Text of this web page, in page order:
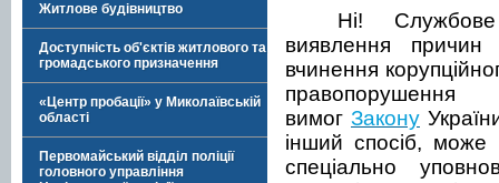
Житлове будівництво
Доступність об'єктів житлового та
громадського призначення
«Центр пробації» у Миколаївській
області
Первомайський відділ поліції
головного управління
Ні!
виявлення
вчинення
вимог Закону
інший спосіб,
спеціально